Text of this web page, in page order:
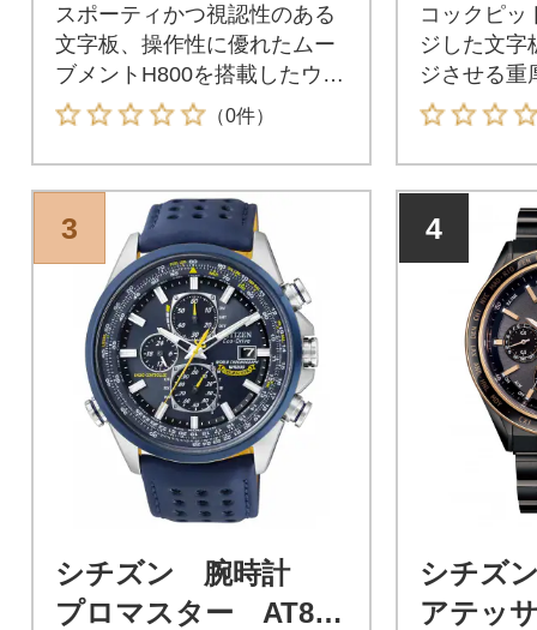
スポーティかつ視認性のある
文字板、操作性に優れたムー
ブメントH800を搭載したウオ
ッチ。
（0件）
コックピッ
ジした文字
ジさせる重
チールのケ
板には“ブ
ス”のネー
様。
3
シチズン 腕時計
プロマスター AT802
4
シチ
アテッ